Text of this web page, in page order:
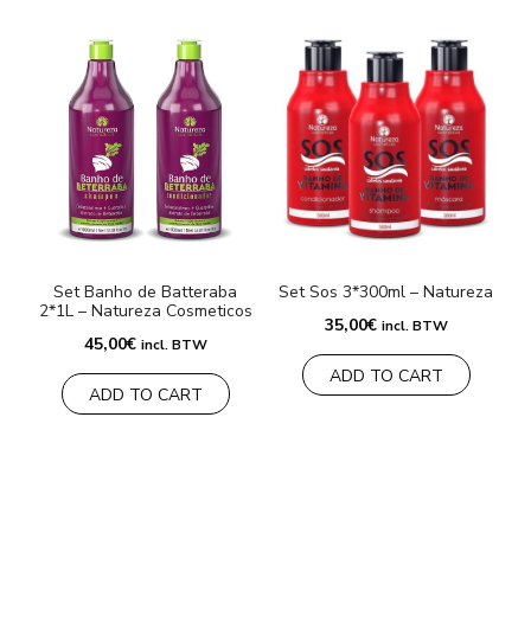
Set Banho de Batteraba
2*1L – Natureza Cosmeticos
45,00€ incl. BTW
ADD TO CART
Set Sos 3*300ml – Natureza
35,00€ incl. BTW
ADD TO CART